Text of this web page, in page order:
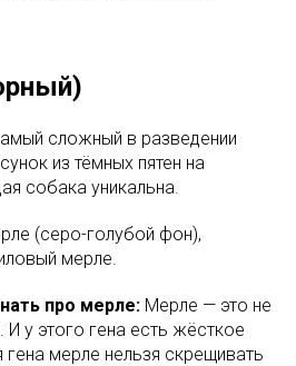
сложный в разведении
из тёмных пятен на
собака уникальна.
(серо-голубой фон),
мерле.
про мерле: Мерле — это не
И у этого гена есть жёсткое
гена мерле нельзя скрещивать